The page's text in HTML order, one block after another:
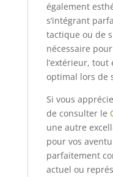
également
s’intégrant
tactique ou de
nécessaire
l’extérieur,
optimal lors de
Si vous
de consulter le
une autre
pour vos
parfaitement
actuel ou